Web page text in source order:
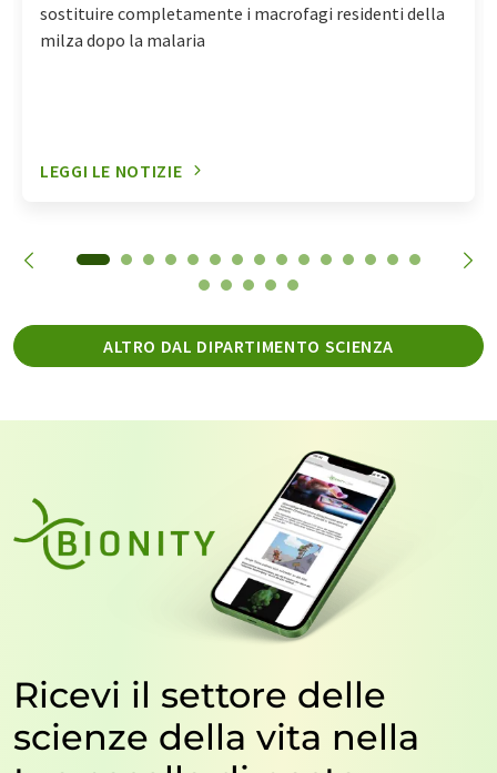
sostituire completamente i macrofagi residenti della
milza dopo la malaria
LEGGI LE NOTIZIE
ALTRO DAL DIPARTIMENTO SCIENZA
Ricevi il settore delle
scienze della vita nella